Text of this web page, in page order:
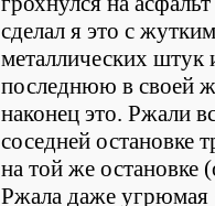
сделал я это с
металлических штук
последнюю в своей
наконец это. Ржали
соседней остановке
на той же остановке
Ржала даже угрюмая